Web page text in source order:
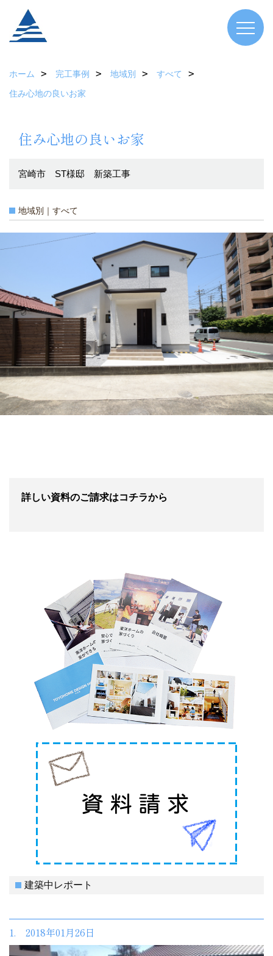
ホーム 完工事例 地域別
すべて
住み心地の良いお家
住み心地の良いお家
宮崎市 ST様邸 新築工事
地域別｜すべて
詳しい資料のご請求はコチラから
建築中レポート
1. 2018年01月26日